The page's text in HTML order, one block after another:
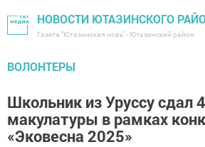
НОВОСТИ ЮТАЗИНСКОГО
Газета "Ютазинская новь" - Ютазинский район
ВОЛОНТЕРЫ
Школьник из Уруссу сдал
макулатуры в рамках
«Эковесна 2025»